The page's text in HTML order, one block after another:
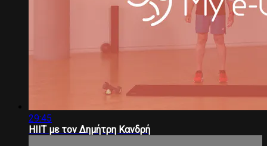
29:45
HIIT με τον Δημήτρη Κανδρή